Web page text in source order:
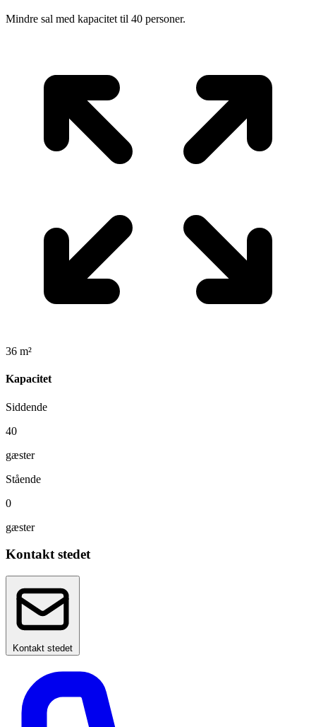
Mindre sal med kapacitet til 40 personer.
36 m²
Kapacitet
Siddende
40
gæster
Stående
0
gæster
Kontakt stedet
Kontakt stedet